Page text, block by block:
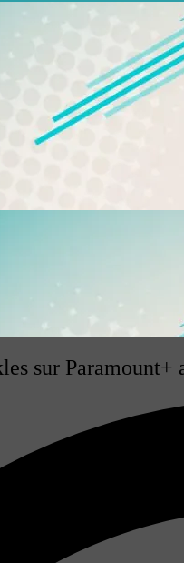
sur Paramount+